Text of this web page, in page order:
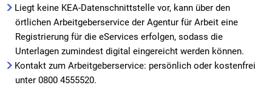
Liegt keine KEA-Datenschnittstelle vor, kann über den
örtlichen Arbeitgeberservice der Agentur für Arbeit eine
Registrierung für die eServices erfolgen, sodass die
Unterlagen zumindest digital eingereicht werden können.
Kontakt zum Arbeitgeberservice: persönlich oder kostenfrei
unter 0800 4555520.